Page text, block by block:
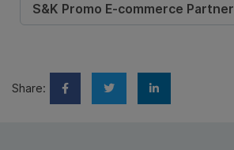
S&K Promo E-commerce Partner
Share: